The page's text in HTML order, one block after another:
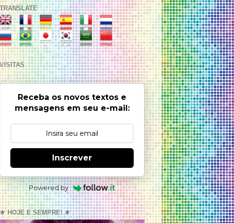
TRANSLATE
VISITAS
Receba os novos textos e
mensagens em seu e-mail:
Inscrever
Powered by
⚜️ HOJE E SEMPRE! ⚜️